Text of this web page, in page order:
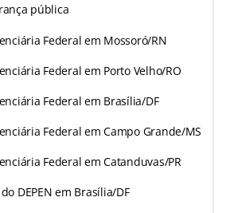
pública
Federal em Mossoró/RN
Federal em Porto Velho/RO
Federal em Brasília/DF
Federal em Campo Grande/MS
Federal em Catanduvas/PR
DEPEN em Brasília/DF